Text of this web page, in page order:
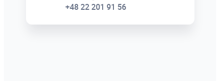
+48 22 201 91 56